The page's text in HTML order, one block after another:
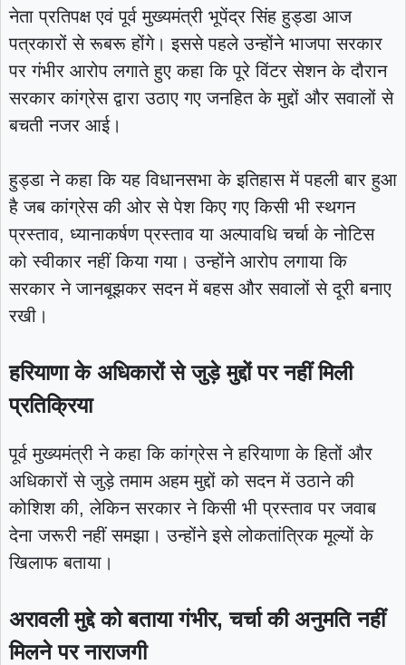
नेता प्रतिपक्ष एवं पूर्व मुख्यमंत्री भूपेंद्र सिंह हुड्डा आज
पत्रकारों से रूबरू होंगे। इससे पहले उन्होंने भाजपा सरकार
पर गंभीर आरोप लगाते हुए कहा कि पूरे विंटर सेशन के दौरान
सरकार कांग्रेस द्वारा उठाए गए जनहित के मुद्दों और सवालों से
बचती नजर आई।
हुड्डा ने कहा कि यह विधानसभा के इतिहास में पहली बार हुआ
है जब कांग्रेस की ओर से पेश किए गए किसी भी स्थगन
प्रस्ताव, ध्यानाकर्षण प्रस्ताव या अल्पावधि चर्चा के नोटिस
को स्वीकार नहीं किया गया। उन्होंने आरोप लगाया कि
सरकार ने जानबूझकर सदन में बहस और सवालों से दूरी बनाए
रखी।
हरियाणा के अधिकारों से जुड़े मुद्दों पर नहीं मिली
प्रतिक्रिया
पूर्व मुख्यमंत्री ने कहा कि कांग्रेस ने हरियाणा के हितों और
अधिकारों से जुड़े तमाम अहम मुद्दों को सदन में उठाने की
कोशिश की, लेकिन सरकार ने किसी भी प्रस्ताव पर जवाब
देना जरूरी नहीं समझा। उन्होंने इसे लोकतांत्रिक मूल्यों के
खिलाफ बताया।
अरावली मुद्दे को बताया गंभीर, चर्चा की अनुमति नहीं
मिलने पर नाराजगी